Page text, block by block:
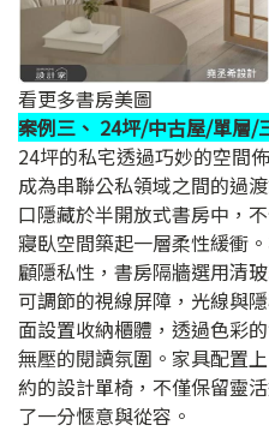
看更多書房美圖
案例三、 24坪/中古屋/單層/
24坪的私宅透過巧妙的空間
成為串聯公私領域之間的過
口隱藏於半開放式書房中，
寢臥空間築起一層柔性緩衝
顧隱私性，書房隔牆選用清
可調節的視線屏障，光線與
面設置收納櫃體，透過色彩
無壓的閱讀氛圍。家具配置
約的設計單椅，不僅保留靈
了一分愜意與從容。